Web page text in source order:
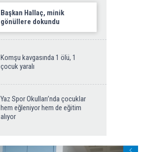
Başkan Hallaç, minik
gönüllere dokundu
Komşu kavgasında 1 ölü, 1
çocuk yaralı
Yaz Spor Okulları’nda çocuklar
hem eğleniyor hem de eğitim
alıyor